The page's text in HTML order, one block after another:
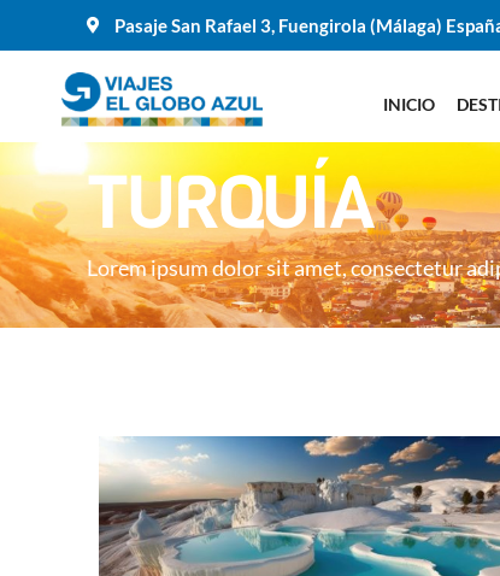
Pasaje San Rafael 3, Fuengirola (Málaga)
INICIO
TURQUÍA
Lorem ipsum dolor sit amet, consectetur